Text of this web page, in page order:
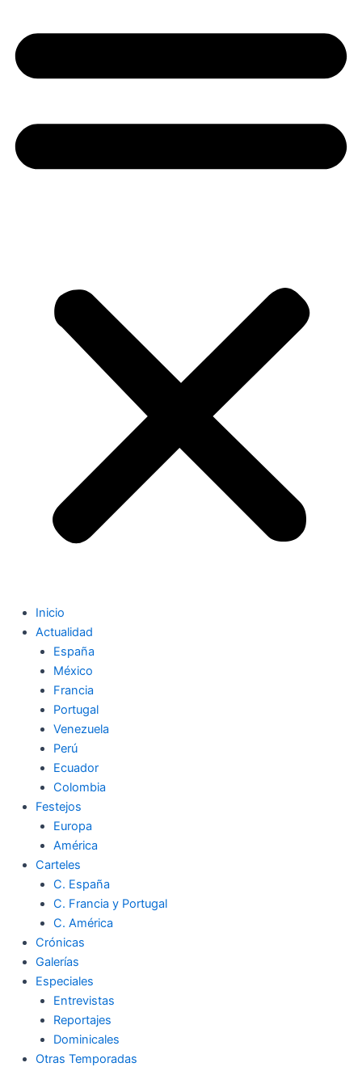
Inicio
Actualidad
España
México
Francia
Portugal
Venezuela
Perú
Ecuador
Colombia
Festejos
Europa
América
Carteles
C. España
C. Francia y Portugal
C. América
Crónicas
Galerías
Especiales
Entrevistas
Reportajes
Dominicales
Otras Temporadas